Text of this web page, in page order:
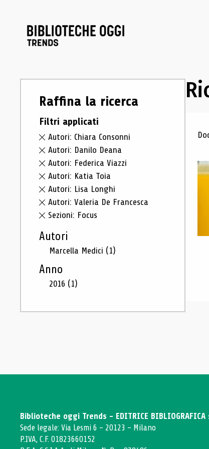
Raffina la ricerca
Filtri applicati
Autori: Chiara Consonni
Autori: Danilo Deana
Autori: Federica Viazzi
Autori: Katia Toia
Autori: Lisa Longhi
Autori: Valeria De Francesca
Sezioni: Focus
Autori
Marcella Medici (1)
Anno
2016 (1)
Biblioteche oggi Trends - EDITRICE BIBLIOGRAFICA
Sede legale: Via Lesmi 6 - 20123 - Milano
P.IVA, C.F. 01823660152